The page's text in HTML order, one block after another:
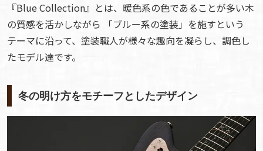
『Blue Collection』とは、暖色系の色であることが多い木
の質感を活かしながら 「ブルー系の塗装」を施すという
テーマに沿って、塗装職人が様々な趣向を凝らし、調色し
たモデル達です。
冬の明け方をモチーフとしたデザイン